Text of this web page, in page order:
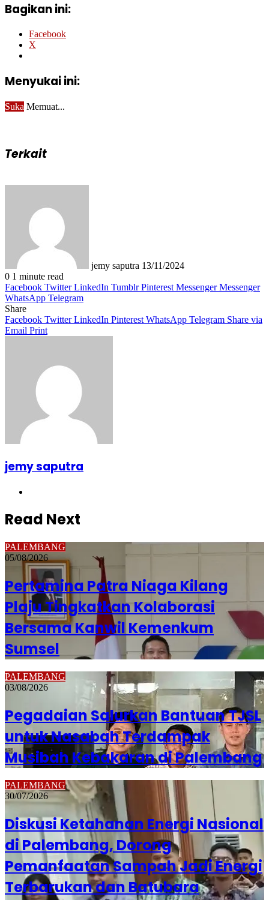
Bagikan ini:
Facebook
X
Menyukai ini:
Suka Memuat...
Terkait
jemy saputra 13/11/2024
0 1 minute read
Facebook Twitter LinkedIn Tumblr Pinterest Messenger Messenger
WhatsApp Telegram
Share
Facebook Twitter LinkedIn Pinterest WhatsApp Telegram Share via
Email Print
jemy saputra
Read Next
PALEMBANG
05/08/2026
Pertamina Patra Niaga Kilang
Plaju Tingkatkan Kolaborasi
Bersama Kanwil Kemenkum
Sumsel
PALEMBANG
03/08/2026
Pegadaian Salurkan Bantuan TJSL
untuk Nasabah Terdampak
Musibah Kebakaran di Palembang
PALEMBANG
30/07/2026
Diskusi Ketahanan Energi Nasional
di Palembang, Dorong
Pemanfaatan Sampah Jadi Energi
Terbarukan dan Batubara